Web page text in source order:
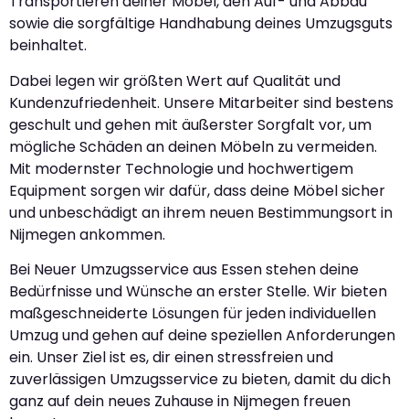
sowie die sorgfältige Handhabung deines Umzugsguts
beinhaltet.
Dabei legen wir größten Wert auf Qualität und
Kundenzufriedenheit. Unsere Mitarbeiter sind bestens
geschult und gehen mit äußerster Sorgfalt vor, um
mögliche Schäden an deinen Möbeln zu vermeiden.
Mit modernster Technologie und hochwertigem
Equipment sorgen wir dafür, dass deine Möbel sicher
und unbeschädigt an ihrem neuen Bestimmungsort in
Nijmegen ankommen.
Bei Neuer Umzugsservice aus Essen stehen deine
Bedürfnisse und Wünsche an erster Stelle. Wir bieten
maßgeschneiderte Lösungen für jeden individuellen
Umzug und gehen auf deine speziellen Anforderungen
ein. Unser Ziel ist es, dir einen stressfreien und
zuverlässigen Umzugsservice zu bieten, damit du dich
ganz auf dein neues Zuhause in Nijmegen freuen